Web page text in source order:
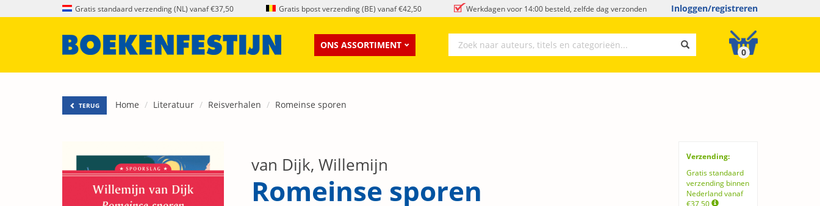
Gratis standaard verzending (NL) vanaf €37,50 Gratis bpost verzending (BE) vanaf €42,50 Werkdagen voor 14:00 besteld, zelfde dag verzonden Inloggen/registreren
ONS ASSORTIMENT
0
TERUG Home Literatuur Reisverhalen Romeinse sporen
Verzending:
Gratis standaard
verzending binnen
Nederland vanaf
€37,50
van Dijk, Willemijn
Romeinse sporen